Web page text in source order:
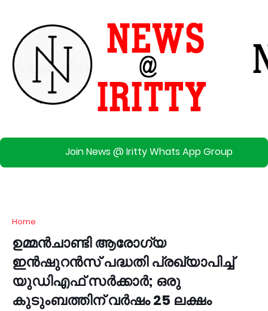
Join News @ Iritty Whats App Group
Home
ഉമ്മൻചാണ്ടി ആരോഗ്യ
ഇൻഷുറൻസ് പദ്ധതി പ്രഖ്യാപിച്ച്
യുഡിഎഫ് സർക്കാർ; ഒരു
കുടുംബത്തിന് വർഷം 25 ലക്ഷം